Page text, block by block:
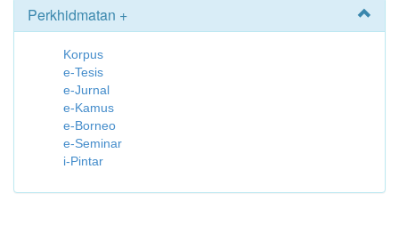
Perkhidmatan +
Korpus
e-Tesis
e-Jurnal
e-Kamus
e-Borneo
e-Seminar
i-Pintar